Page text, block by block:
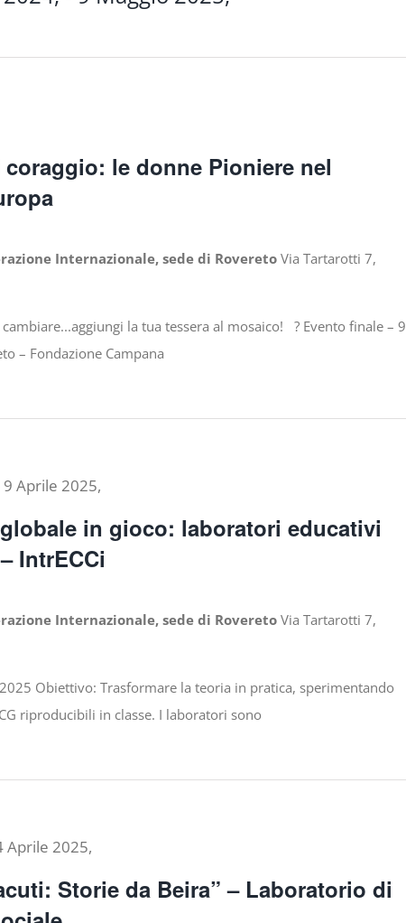
le donne Pioniere nel
Internazionale, sede di RoveretoVia Tartarotti 7,
la tua tessera al mosaico! ? Evento finale – 9
– Fondazione Campana
in gioco: laboratori educativi
IntrECCi
9 Aprile 2025,
Internazionale, sede di RoveretoVia Tartarotti 7,
Obiettivo: Trasformare la teoria in pratica, sperimentando
riproducibili in classe. I laboratori sono
Storie da Beira” – Laboratorio di
Aprile 2025,